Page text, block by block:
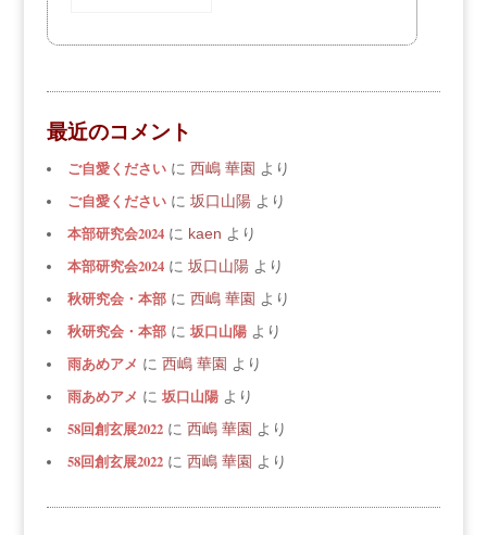
最近のコメント
ご自愛くださいに 西嶋 華園 より
ご自愛くださいに 坂口山陽より
本部研究会2024に kaen より
本部研究会2024に 坂口山陽より
秋研究会・本部に 西嶋 華園 より
秋研究会・本部に 坂口山陽より
雨あめアメ に 西嶋 華園 より
雨あめアメ に 坂口山陽より
58回創玄展2022に 西嶋 華園 より
58回創玄展2022に 西嶋 華園 より